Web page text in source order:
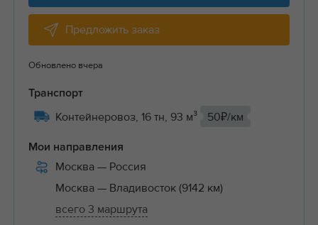
Предложить заказ
Обновлено вчера
Транспорт
Контейнеровоз, 16 тн, 93 м³ 50₽/км
Мои направления
Москва — Россия
Москва — Владивосток (9142 км)
всего 3 маршрута